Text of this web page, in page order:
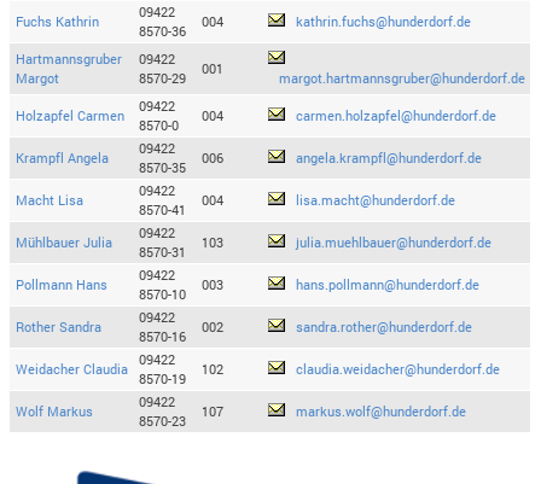
Fuchs Kathrin
09422
8570-36
004 kathrin.fuchs@hunderdorf.de
Hartmannsgruber
Margot
09422
8570-29
001
margot.hartmannsgruber@hunderdorf.de
Holzapfel Carmen
09422
8570-0
004 carmen.holzapfel@hunderdorf.de
Krampfl Angela
09422
8570-35
006 angela.krampfl@hunderdorf.de
Macht Lisa
09422
8570-41
004 lisa.macht@hunderdorf.de
Mühlbauer Julia
09422
8570-31
103 julia.muehlbauer@hunderdorf.de
Pollmann Hans
09422
8570-10
003 hans.pollmann@hunderdorf.de
Rother Sandra
09422
8570-16
002 sandra.rother@hunderdorf.de
Weidacher Claudia
09422
8570-19
102 claudia.weidacher@hunderdorf.de
Wolf Markus
09422
8570-23
107 markus.wolf@hunderdorf.de